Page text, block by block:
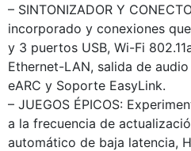
– SINTONIZADOR Y
incorporado y conexiones
y 3 puertos USB, Wi-Fi
Ethernet-LAN, salida de
eARC y Soporte EasyLink.
– JUEGOS ÉPICOS:
a la frecuencia de
automático de baja latencia,